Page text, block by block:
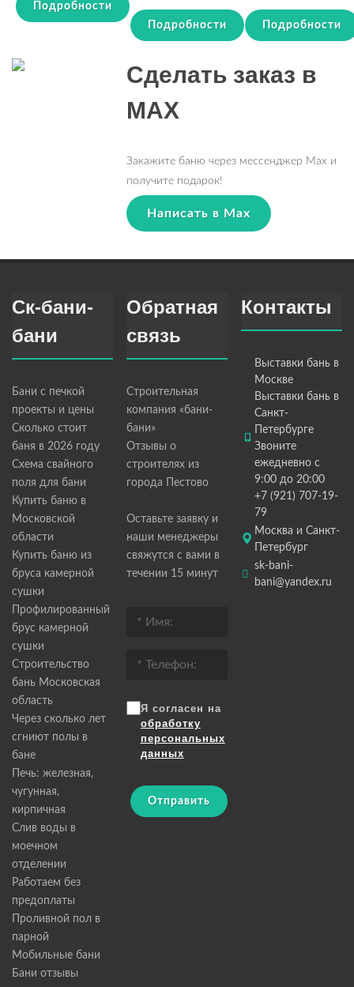
Подробности
Подробности Подробности
Сделать заказ в
MAX
Закажите баню через мессенджер Max и
получите подарок!
Написать в Max
Ск-бани-
бани
Бани с печкой
проекты и цены
Сколько стоит
баня в 2026 году
Схема свайного
поля для бани
Купить баню в
Московской
области
Купить баню из
бруса камерной
сушки
Профилированный
брус камерной
сушки
Строительство
бань Московская
область
Через сколько лет
сгниют полы в
бане
Печь: железная,
чугунная,
кирпичная
Слив воды в
моечном
отделении
Работаем без
предоплаты
Проливной пол в
парной
Мобильные бани
Бани отзывы
Обратная
связь
Строительная
компания «бани-
бани»
Отзывы о
строителях из
города Пестово
Оставьте заявку и
наши менеджеры
свяжутся с вами в
течении 15 минут
Я согласен на
обработку
персональных
данных
Отправить
Контакты
Выставки бань в
Москве
Выставки бань в
Санкт-
Петербурге
Звоните
ежедневно с
9:00 до 20:00
+7 (921) 707-19-
79
Москва и Санкт-
Петербург
sk-bani-
bani@yandex.ru